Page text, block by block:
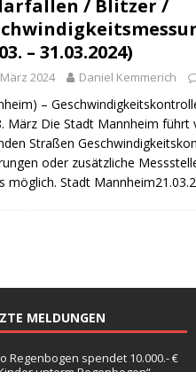
/ Blitzer /
– 31.03.2024)
2024 Daniel Kemmerich
–
März Die Stadt Mannheim führt
Straßen
oder zusätzliche
möglich. Stadt
MELDUNGEN
Regenbogen spendet 10.000.- €